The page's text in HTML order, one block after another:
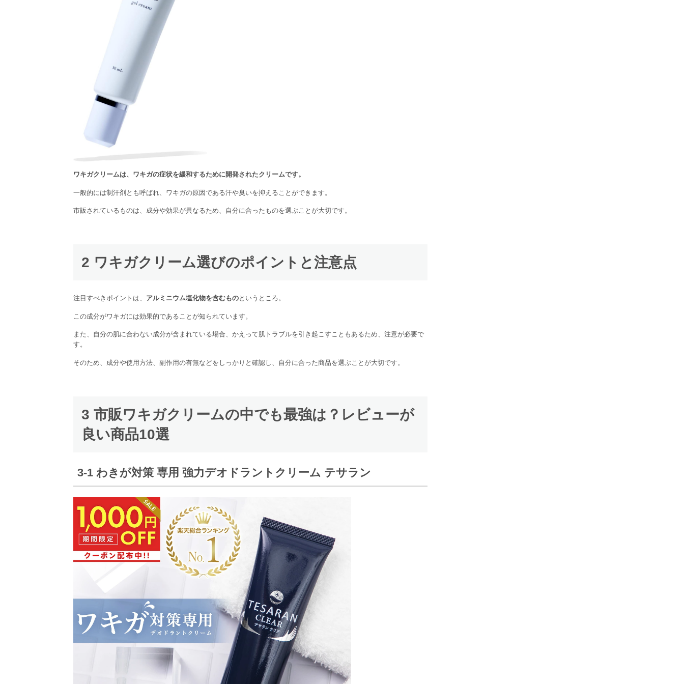
ワキガクリームは、ワキガの症状を緩和するために開発されたクリームです。
一般的には制汗剤とも呼ばれ、ワキガの原因である汗や臭いを抑えることができます。
市販されているものは、成分や効果が異なるため、自分に合ったものを選ぶことが大切です。
2 ワキガクリーム選びのポイントと注意点
注目すべきポイントは、 アルミニウム塩化物を含むものというところ。
この成分がワキガには効果的であることが知られています。
また、自分の肌に合わない成分が含まれている場合、かえって肌トラブルを引き起こすこともあるため、注意が必要で
す。
そのため、成分や使用方法、副作用の有無などをしっかりと確認し、自分に合った商品を選ぶことが大切です。
3 市販ワキガクリームの中でも最強は？レビューが
良い商品10選
3-1 わきが対策 専用 強力デオドラント クリーム テサラン